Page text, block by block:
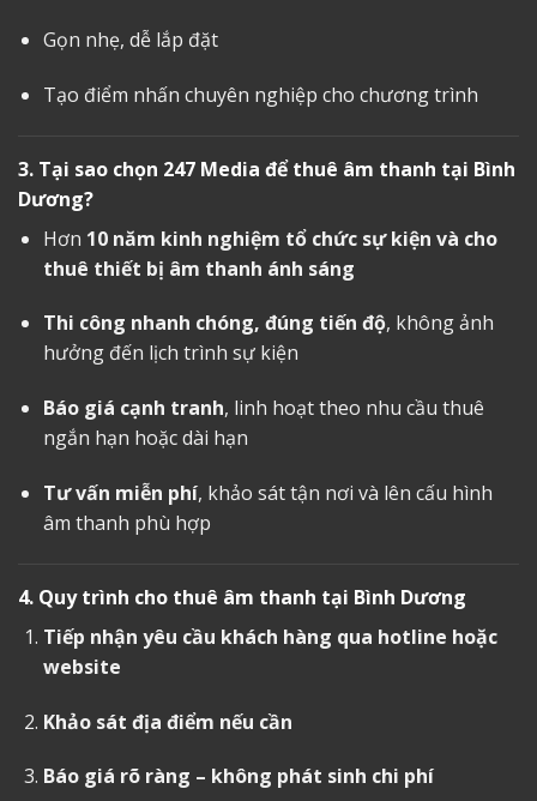
Gọn nhẹ, dễ lắp đặt
Tạo điểm nhấn chuyên nghiệp cho chương trình
3. Tại sao chọn 247 Media đểthuê âm thanh tại Bình
Dương?
Hơn 10 năm kinh nghiệm tổ chức sự kiện và cho
thuê thiết bị âm thanh ánh sáng
Thi công nhanh chóng, đúng tiến độ, không ảnh
hưởng đến lịch trình sự kiện
Báo giá cạnh tranh, linh hoạt theo nhu cầu thuê
ngắn hạn hoặc dài hạn
Tư vấn miễn phí, khảo sát tận nơi và lên cấu hình
âm thanh phù hợp
4. Quy trình cho thuê âm thanh tại Bình Dương
Tiếp nhận yêu cầu khách hàng qua hotline hoặc
website
Khảo sát địa điểm nếu cần
Báo giá rõ ràng – không phát sinh chi phí